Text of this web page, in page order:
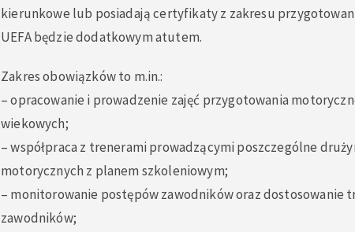
kierunkowe lub posiadają certyfikaty z zakresu
UEFA będzie dodatkowym atutem.
Zakres obowiązków to m.in.:
– opracowanie i prowadzenie zajęć przygotowania
wiekowych;
– współpraca z trenerami prowadzącymi poszczególne
motorycznych z planem szkoleniowym;
– monitorowanie postępów zawodników oraz
zawodników;